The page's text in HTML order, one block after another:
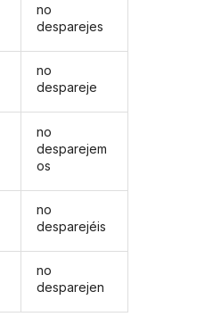
no
desparejes
no
despareje
no
desparejem
os
no
desparejéis
no
desparejen